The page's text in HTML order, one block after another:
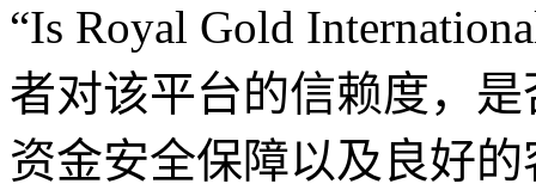
“Is Royal Gold
者对该平台的信赖度，
资金安全保障以及良好